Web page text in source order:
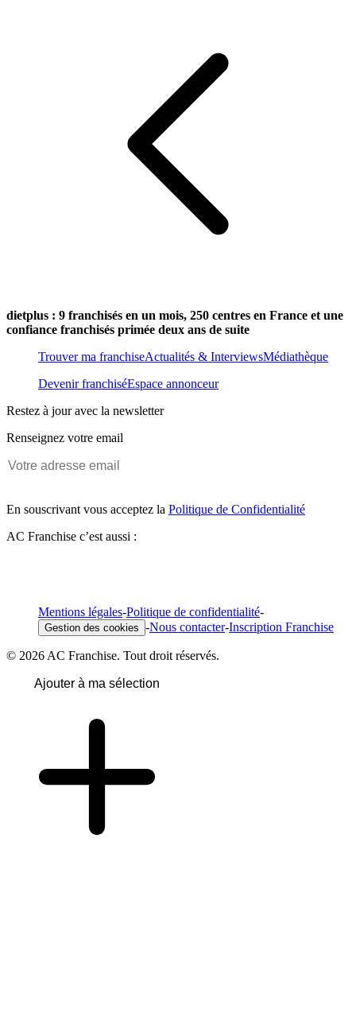
dietplus : 9 franchisés en un mois, 250 centres en France et une
confiance franchisés primée deux ans de suite
Trouver ma franchiseActualités & InterviewsMédiathèque
Devenir franchiséEspace annonceur
Restez à jour avec la newsletter
Renseignez votre email
En souscrivant vous acceptez la Politique de Confidentialité
AC Franchise c’est aussi :
Mentions légales-Politique de confidentialité-
Gestion des cookies -Nous contacter-Inscription Franchise
© 2026 AC Franchise. Tout droit réservés.
Ajouter à ma sélection